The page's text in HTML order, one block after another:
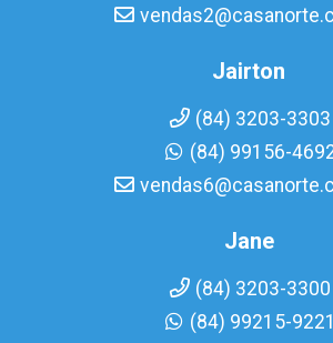
Jairton
(84) 3203-3303
(84) 99156-
Jane
(84) 3203-3300
(84) 99215-9221